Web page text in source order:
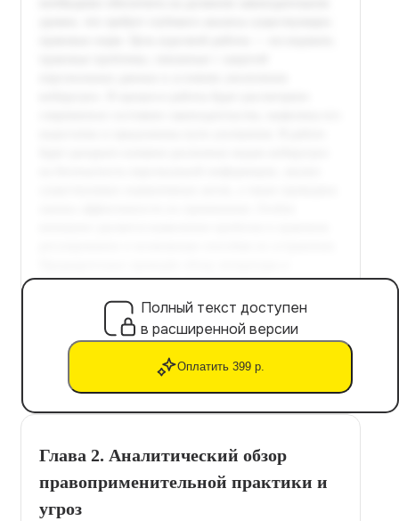
Полный текст доступен
в расширенной версии
Оплатить 399 р.
Глава 2. Аналитический обзор
правоприменительной практики и
угроз